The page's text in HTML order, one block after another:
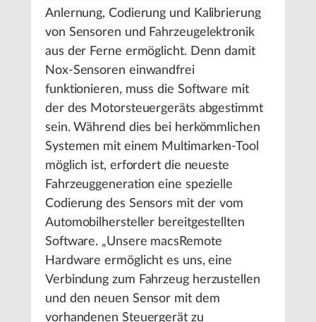
Anlernung, Codierung und Kalibrierung
von Sensoren und Fahrzeugelektronik
aus der Ferne ermöglicht. Denn damit
Nox-Sensoren einwandfrei
funktionieren, muss die Software mit
der des Motorsteuergeräts abgestimmt
sein. Während dies bei herkömmlichen
Systemen mit einem Multimarken-Tool
möglich ist, erfordert die neueste
Fahrzeuggeneration eine spezielle
Codierung des Sensors mit der vom
Automobilhersteller bereitgestellten
Software. „Unsere macsRemote
Hardware ermöglicht es uns, eine
Verbindung zum Fahrzeug herzustellen
und den neuen Sensor mit dem
vorhandenen Steuergerät zu